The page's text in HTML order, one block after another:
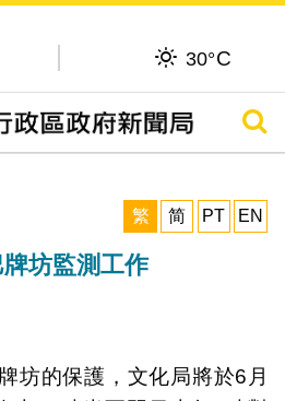
30°C
搜尋
繁
简 PT EN
坊監測工作
坊的保護，文化局將於6月